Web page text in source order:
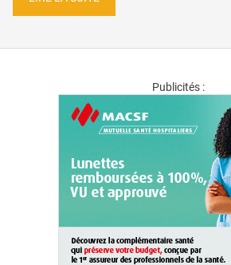
Publicités :